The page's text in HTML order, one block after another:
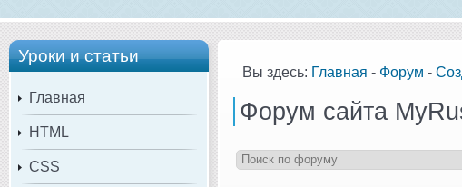
Уроки и статьи
Главная
HTML
CSS
Вы здесь: Главная - Форум -
Форум сайта